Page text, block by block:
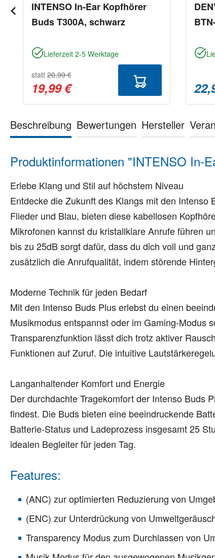
INTENSO In-Ear Kopfhörer
Buds T300A, schwarz
Lieferzeit 2-5 Werktage
statt 20,99 €
19,99 €
Beschreibung Bewertungen Hersteller
Produktinformationen "INTENSO In-
Erlebe Klang und Stil auf höchstem Niveau
Entdecke die Zukunft des Klangs mit den
Flieder und Blau, bieten diese kabellosen
Mikrofonen kannst du kristallklare Anrufe führen
bis zu 25dB sorgt dafür, dass du dich voll und
zusätzlich die Anrufqualität, indem störende
Moderne Technik für jeden Bedarf
Mit den Intenso Buds Plus erlebst du einen
Musikmodus entspannst oder im Gaming-Modus
Transparenzfunktion lässt dich trotz aktiver
Funktionen auf Zuruf. Die intuitive
Langanhaltender Komfort und Energie
Der durchdachte Tragekomfort der Intenso Buds
findest. Die Buds bieten eine beeindruckende
Batterie-Status und Ladeprozess insgesamt 25
idealen Begleiter für jeden Tag.
Features:
(ANC) zur optimierten Reduzierung von
(ENC) zur Unterdrückung von
Transparency Modus zum Durchlassen von